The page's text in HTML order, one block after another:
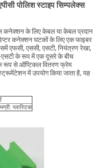
पोलिश स्टाइप सिम्पलेक्स
कनेक्शन के लिए केबल या केबल प्रदान
कनेक्शन घटकों के लिए एक फाइबर
एफसी, एससी, एसटी, नियंत्रण रेखा,
एसटी के रूप में एक दूसरे के बीच
रूप से ऑप्टिकल वितरण फ्रेम
में उपयोग किया जाता है, यह
प्लास्टिक